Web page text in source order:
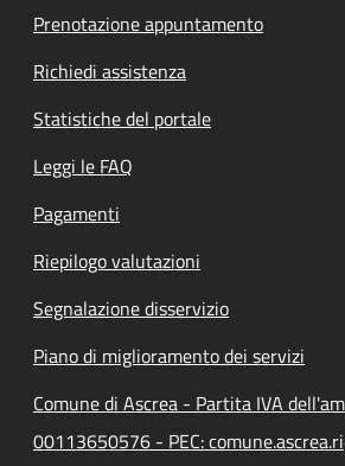
Prenotazione appuntamento
Richiedi assistenza
Statistiche del portale
Leggi le FAQ
Pagamenti
Riepilogo valutazioni
Segnalazione disservizio
Piano di miglioramento dei servizi
Comune di Ascrea - Partita IVA
00113650576 - PEC: